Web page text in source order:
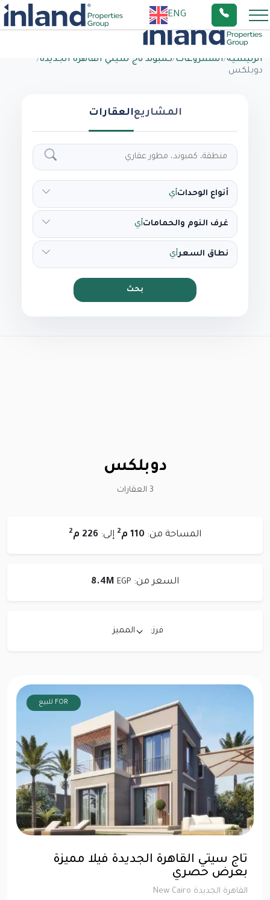
ENG
الرئيسية/المشروعات/كمبوند تاج سيتي القاهرة الجديدة/
دوبلكس
المشاريعالعقارات
أنواع الوحداتأي
غرف النوم والحماماتأي
نطاق السعرأي
بحث
دوبلكس
3 العقارات
المساحة من: 110 م 2 إلى: 226 م 2
السعر من: 8.4M EGP
فرز: المميز
FOR للبيع
تاج سيتي القاهرة الجديدة فيلا مميزة
بعرض حصري
القاهرة الجديدة New Cairo